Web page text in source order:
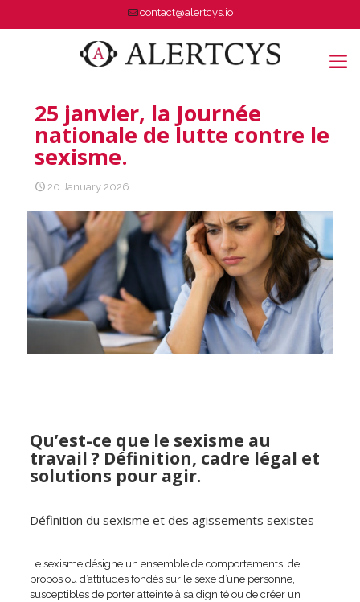
contact@alertcys.io
25 janvier, la Journée
nationale de lutte contre le
sexisme.
20 January 2026
Qu’est-ce que le sexisme au
travail ? Définition, cadre légal et
solutions pour agir.
Définition du sexisme et des agissements sexistes
Le sexisme désigne un ensemble de comportements, de
propos ou d’attitudes fondés sur le sexe d’une personne,
susceptibles de porter atteinte à sa dignité ou de créer un